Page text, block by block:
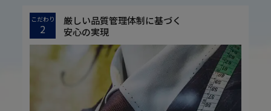
こだわり
2
厳しい品質管理体制に基づく
安心の実現